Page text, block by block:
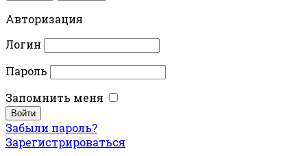
Авторизация
Логин
Пароль
Запомнить меня
Забыли пароль?
Зарегистрироваться